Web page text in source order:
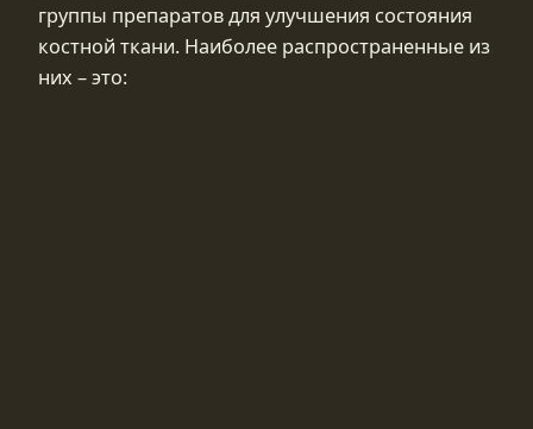
группы препаратов для улучшения состояния
костной ткани. Наиболее распространенные из
них – это: